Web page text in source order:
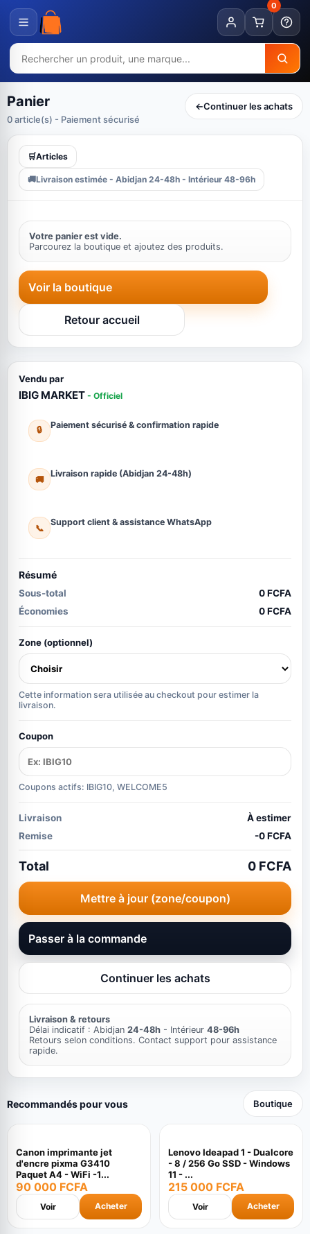
0
Panier
0 article(s) - Paiement sécurisé
←Continuer les achats
🛒Articles
🚚Livraison estimée - Abidjan 24-48h - Intérieur 48-96h
Votre panier est vide.
Parcourez la boutique et ajoutez des produits.
Voir la boutique
Retour accueil
Vendu par
IBIG MARKET - Officiel
🔒 Paiement sécurisé & confirmation rapide
🚚
Livraison rapide (Abidjan 24-48h)
📞
Support client & assistance WhatsApp
Résumé
Sous-total
0 FCFA
Économies
0 FCFA
Zone (optionnel)
Cette information sera utilisée au checkout pour estimer la
livraison.
Coupon
Coupons actifs: IBIG10, WELCOME5
Livraison
À estimer
Remise
-0 FCFA
Total 0 FCFA
Mettre à jour (zone/coupon)
Passer à la commande
Continuer les achats
Livraison & retours
Délai indicatif : Abidjan 24-48h - Intérieur 48-96h
Retours selon conditions. Contact support pour assistance
rapide.
Recommandés pour vous Boutique
Canon imprimante jet
d'encre pixma G3410
Paquet A4 - WiFi -1...
90 000 FCFA
Voir Acheter
Lenovo Ideapad 1 - Dualcore
- 8 / 256 Go SSD - Windows
11 - ...
215 000 FCFA
Voir Acheter